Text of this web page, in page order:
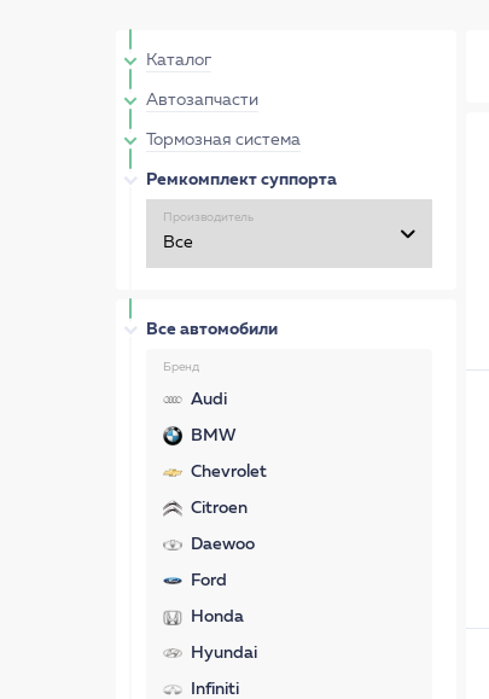
Каталог
Автозапчасти
Тормозная система
Ремкомплект суппорта
Производитель
Все автомобили
Бренд
Audi
BMW
Chevrolet
Citroen
Daewoo
Ford
Honda
Hyundai
Infiniti